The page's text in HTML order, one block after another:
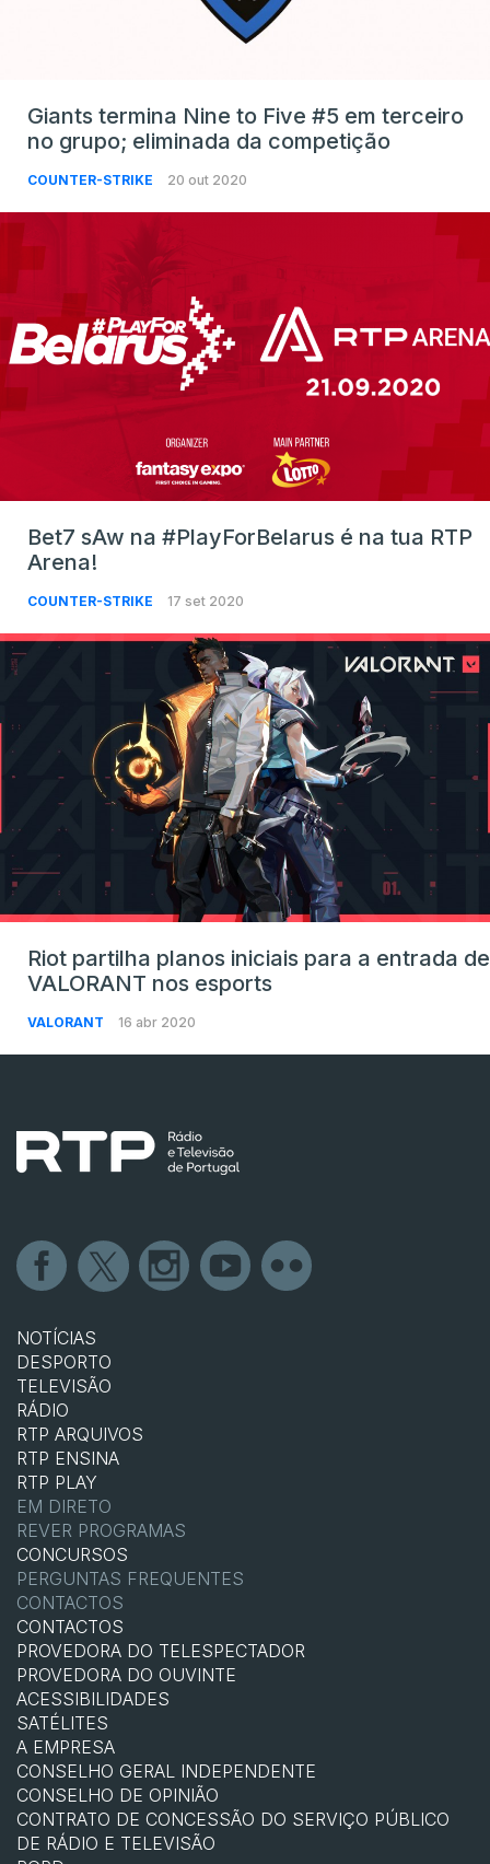
Giants termina Nine to Five #5 em terceiro
no grupo; eliminada da competição
COUNTER-STRIKE 20 out 2020
Bet7 sAw na #PlayForBelarus é na tua RTP
Arena!
COUNTER-STRIKE 17 set 2020
Riot partilha planos iniciais para a entrada de
VALORANT nos esports
VALORANT 16 abr 2020
NOTÍCIAS
DESPORTO
TELEVISÃO
RÁDIO
RTP ARQUIVOS
RTP ENSINA
RTP PLAY
EM DIRETO
REVER PROGRAMAS
CONCURSOS
PERGUNTAS FREQUENTES
CONTACTOS
CONTACTOS
PROVEDORA DO TELESPECTADOR
PROVEDORA DO OUVINTE
ACESSIBILIDADES
SATÉLITES
A EMPRESA
CONSELHO GERAL INDEPENDENTE
CONSELHO DE OPINIÃO
CONTRATO DE CONCESSÃO DO SERVIÇO PÚBLICO
DE RÁDIO E TELEVISÃO